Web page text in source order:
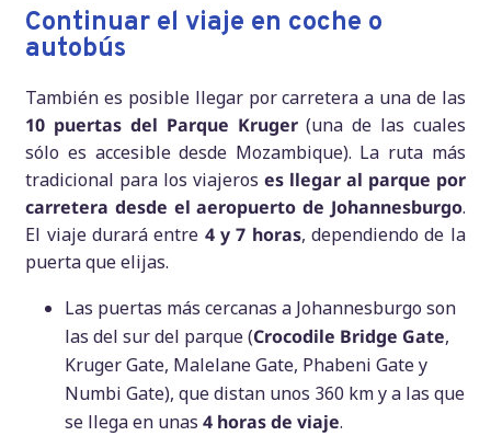
Continuar el viaje en coche o
autobús
También es posible llegar por carretera a una de las
10 puertas del Parque Kruger(una de las cuales
sólo es accesible desde Mozambique). La ruta más
tradicional para los viajeros es llegar al parque por
carretera desde el aeropuerto de Johannesburgo.
El viaje durará entre 4 y 7 horas, dependiendo de la
puerta que elijas.
Las puertas más cercanas a Johannesburgo son
las del sur del parque (Crocodile Bridge Gate,
Kruger Gate, Malelane Gate, Phabeni Gate y
Numbi Gate), que distan unos 360 km y a las que
se llega en unas4 horas de viaje.